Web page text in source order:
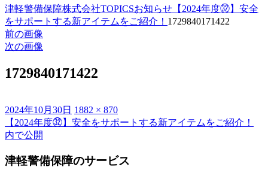
津軽警備保障株式会社TOPICSお知らせ 【2024年度㉜】安全
をサポートする新アイテムをご紹介！ 1729840171422
前の画像
次の画像
1729840171422
投
稿
日:
2024年10月30日 フ
ル
ズ
1882 × 870
投
稿
ナ
【2024年度㉜】安全をサポートする新アイテムをご紹介！
内で公開
津軽警備保障のサービス